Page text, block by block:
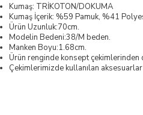
Kumaş: TRİKOTON/DOKUMA
Kumaş İçerik: %59 Pamuk, %41
Ürün Uzunluk:70cm.
Modelin Bedeni:38/M beden.
Manken Boyu:1.68cm.
Ürün renginde konsept çekimlerinden
Çekimlerimizde kullanılan